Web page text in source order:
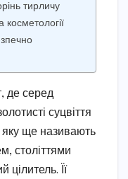
тирличу
косметології
де серед
суцвіття
ще називають
століттями
Її